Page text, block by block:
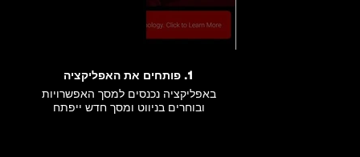
1. פותחים את האפליקציה
באפליקציה נכנסים למסך האפשרויות
ובוחרים בניווט ומסך חדש ייפתח